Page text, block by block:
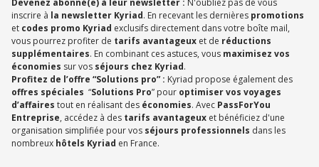
Devenez abonné(e) à leur newsletter : N'oubliez pas de vous
inscrire à la newsletter Kyriad. En recevant les dernières promotions
et codes promo Kyriad exclusifs directement dans votre boîte mail,
vous pourrez profiter de tarifs avantageux et de réductions
supplémentaires. En combinant ces astuces, vous maximisez vos
économies sur vos séjours chez Kyriad.
Profitez de l’offre “Solutions pro” : Kyriad propose également des
offres spéciales “Solutions Pro” pour optimiser vos voyages
d’affaires tout en réalisant des économies. Avec PassForYou
Entreprise, accédez à des tarifs avantageux et bénéficiez d'une
organisation simplifiée pour vos séjours professionnels dans les
nombreux hôtels Kyriad en France.